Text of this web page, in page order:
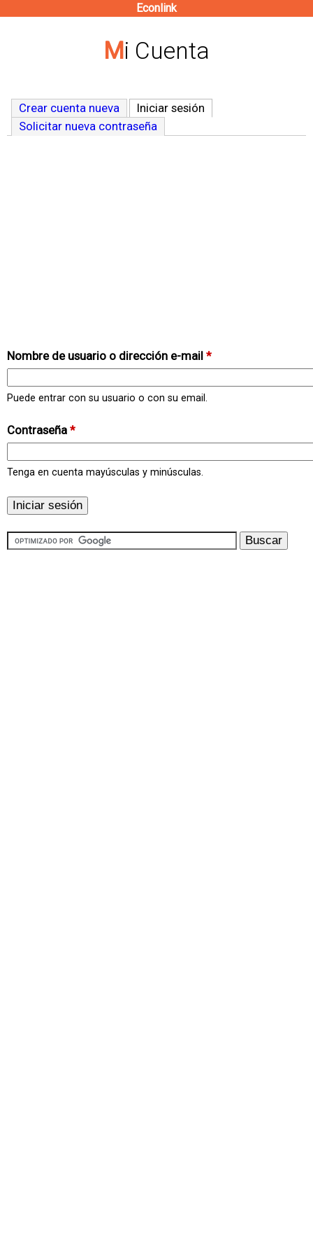
contenido
Econlink
Mi Cuenta
Crear cuenta nueva Iniciar sesión
Solicitar nueva contraseña
Nombre de usuario o dirección e-mail *
Puede entrar con su usuario o con su email.
Contraseña *
Tenga en cuenta mayúsculas y minúsculas.